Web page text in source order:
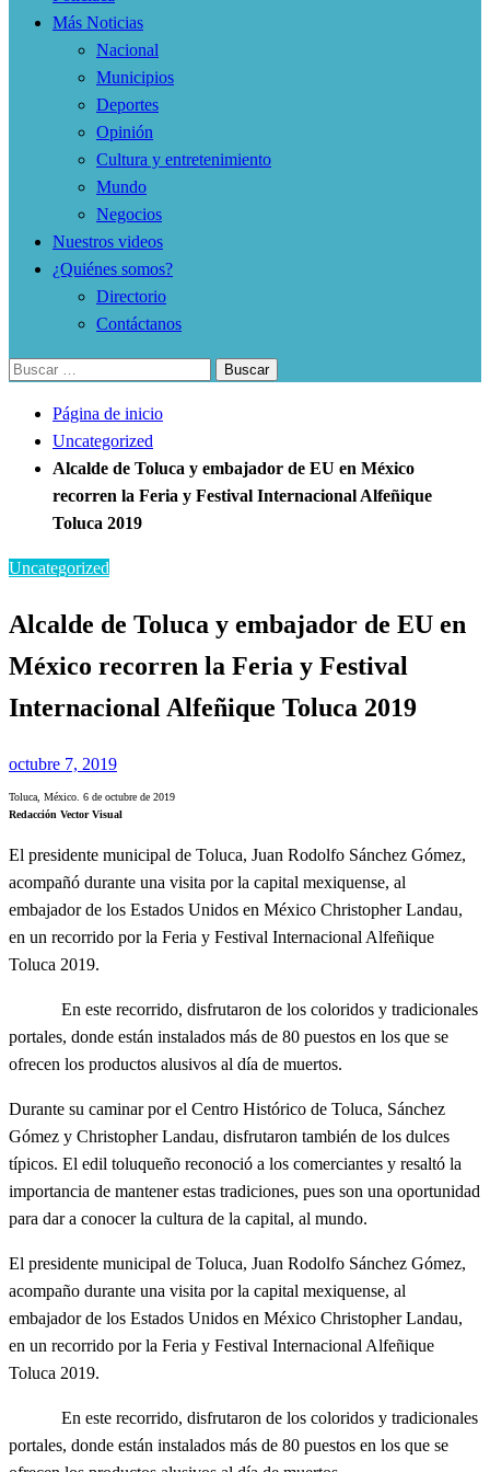
Más Noticias
Nacional
Municipios
Deportes
Opinión
Cultura y entretenimiento
Mundo
Negocios
Nuestros videos
¿Quiénes somos?
Directorio
Contáctanos
Buscar:
Página de inicio
Uncategorized
Alcalde de Toluca y embajador de EU en México
recorren la Feria y Festival Internacional Alfeñique
Toluca 2019
Uncategorized
Alcalde de Toluca y embajador de EU en
México recorren la Feria y Festival
Internacional Alfeñique Toluca 2019
Publicado
el
octubre 7, 2019
Toluca, México. 6 de octubre de 2019
Redacción Vector Visual
El presidente municipal de Toluca, Juan Rodolfo Sánchez Gómez,
acompañó durante una visita por la capital mexiquense, al
embajador de los Estados Unidos en México Christopher Landau,
en un recorrido por la Feria y Festival Internacional Alfeñique
Toluca 2019.
En este recorrido, disfrutaron de los coloridos y tradicionales
portales, donde están instalados más de 80 puestos en los que se
ofrecen los productos alusivos al día de muertos.
Durante su caminar por el Centro Histórico de Toluca, Sánchez
Gómez y Christopher Landau, disfrutaron también de los dulces
típicos. El edil toluqueño reconoció a los comerciantes y resaltó la
importancia de mantener estas tradiciones, pues son una oportunidad
para dar a conocer la cultura de la capital, al mundo.
El presidente municipal de Toluca, Juan Rodolfo Sánchez Gómez,
acompaño durante una visita por la capital mexiquense, al
embajador de los Estados Unidos en México Christopher Landau,
en un recorrido por la Feria y Festival Internacional Alfeñique
Toluca 2019.
En este recorrido, disfrutaron de los coloridos y tradicionales
portales, donde están instalados más de 80 puestos en los que se